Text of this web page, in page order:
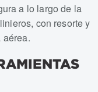
a lo largo de la
con resorte y
aérea.